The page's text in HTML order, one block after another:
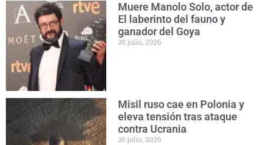
Muere Manolo Solo, actor de
El laberinto del fauno y
ganador del Goya
30 julio, 2026
Misil ruso cae en Polonia y
eleva tensión tras ataque
contra Ucrania
30 julio, 2026